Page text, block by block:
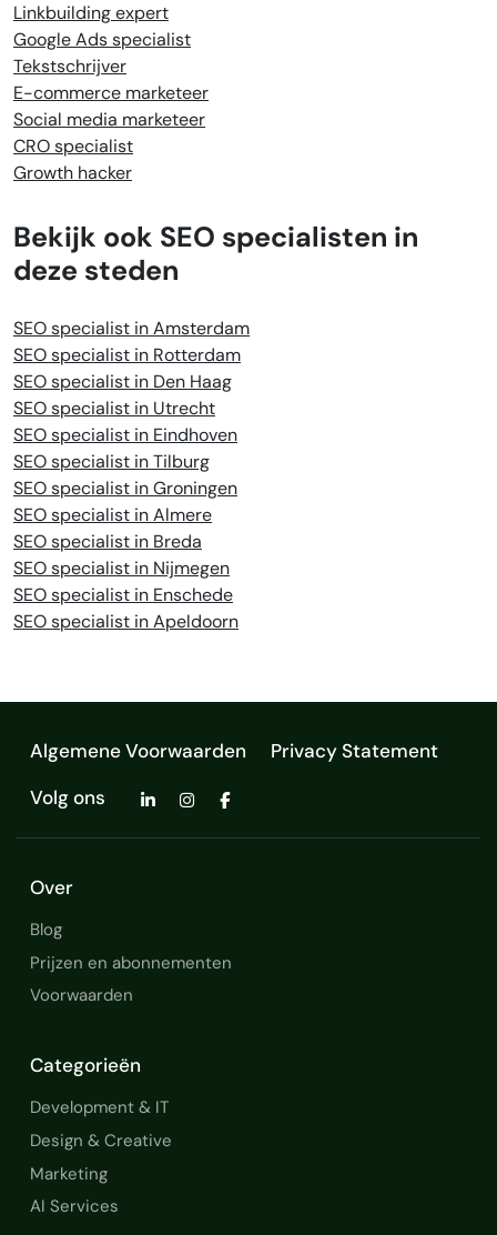
Linkbuilding expert
Google Ads specialist
Tekstschrijver
E-commerce marketeer
Social media marketeer
CRO specialist
Growth hacker
Bekijk ook SEO specialisten in
deze steden
SEO specialist in Amsterdam
SEO specialist in Rotterdam
SEO specialist in Den Haag
SEO specialist in Utrecht
SEO specialist in Eindhoven
SEO specialist in Tilburg
SEO specialist in Groningen
SEO specialist in Almere
SEO specialist in Breda
SEO specialist in Nijmegen
SEO specialist in Enschede
SEO specialist in Apeldoorn
Algemene Voorwaarden
Privacy Statement
Volg ons
Over
Blog
Prijzen en abonnementen
Voorwaarden
Categorieën
Development & IT
Design & Creative
Marketing
AI Services